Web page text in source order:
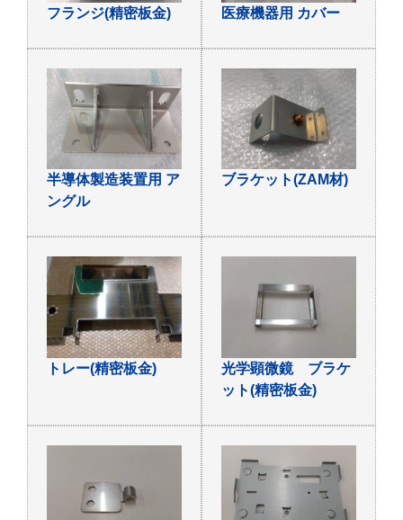
フランジ(精密板金) 医療機器用 カバー
半導体製造装置用 ア
ングル
ブラケット(ZAM材)
トレー(精密板金)
光学顕微鏡 ブラケ
ット(精密板金)